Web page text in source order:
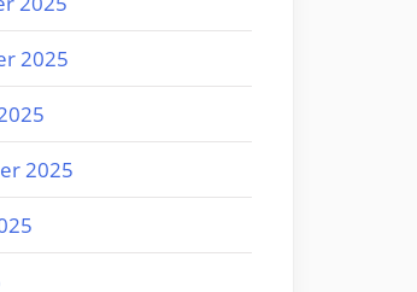
2025
2025